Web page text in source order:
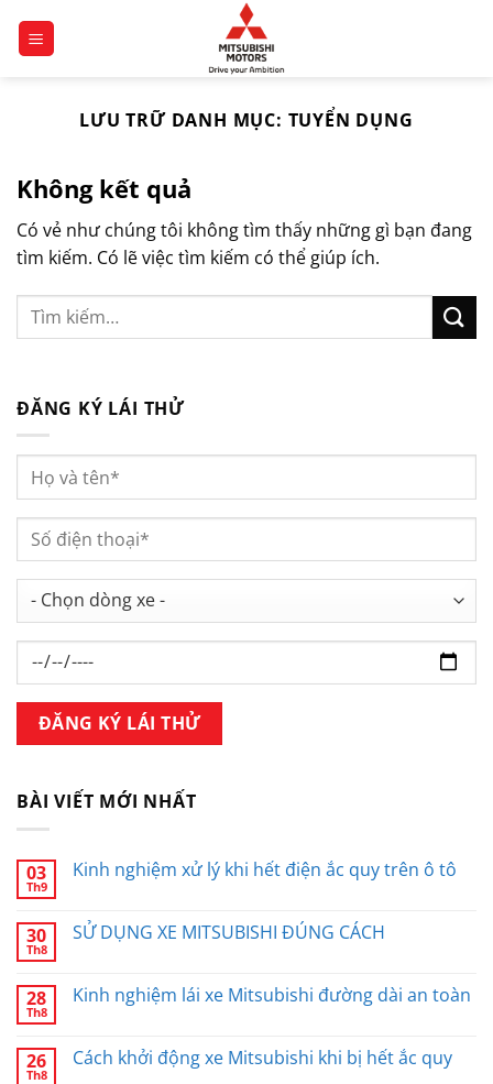
đến
LƯU TRỮ DANH MỤC: TUYỂN DỤNG
Không kết quả
Có vẻ như chúng tôi không tìm thấy những gì bạn đang
tìm kiếm. Có lẽ việc tìm kiếm có thể giúp ích.
ĐĂNG KÝ LÁI THỬ
BÀI VIẾT MỚI NHẤT
03
Th9
Kinh nghiệm xử lý khi hết điện ắc quy trên ô tô
30
Th8
SỬ DỤNG XE MITSUBISHI ĐÚNG CÁCH
28
Th8
Kinh nghiệm lái xe Mitsubishi đường dài an toàn
26
Th8
Cách khởi động xe Mitsubishi khi bị hết ắc quy